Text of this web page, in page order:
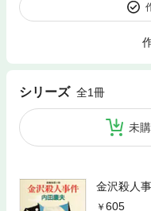
シリーズ 全1冊
未
金沢殺人
605